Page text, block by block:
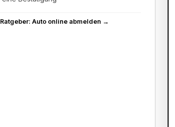
Ratgeber: Auto online abmelden →